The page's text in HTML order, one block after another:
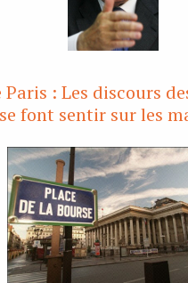
Paris : Les discours
font sentir sur les